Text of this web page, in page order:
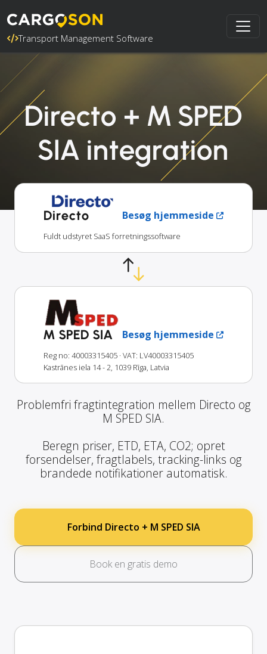
Transport Management Software
Directo + M SPED
SIA integration
Directo Besøg hjemmeside
Fuldt udstyret SaaS forretningssoftware
M SPED SIA Besøg hjemmeside
Reg no: 40003315405 · VAT: LV40003315405
Kastrānes iela 14 - 2, 1039 Rīga, Latvia
Problemfri fragtintegration mellem Directo og
M SPED SIA.
Beregn priser, ETD, ETA, CO2; opret
forsendelser, fragtlabels, tracking-links og
brandede notifikationer automatisk.
Forbind Directo + M SPED SIA
Book en gratis demo